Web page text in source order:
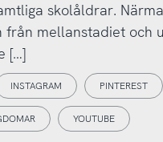
skolåldrar.
från mellanstadiet och
[…]
INSTAGRAM PINTEREST
YOUTUBE